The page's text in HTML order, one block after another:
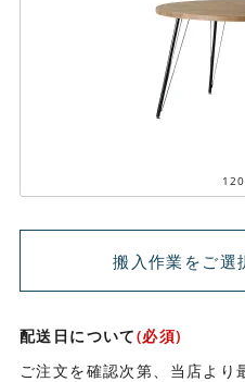
搬入作業をご選
配送日について(必須)
ご注文を確認次第、当店よ